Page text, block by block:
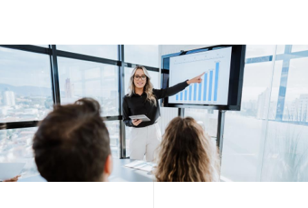
PMPI_hub-page